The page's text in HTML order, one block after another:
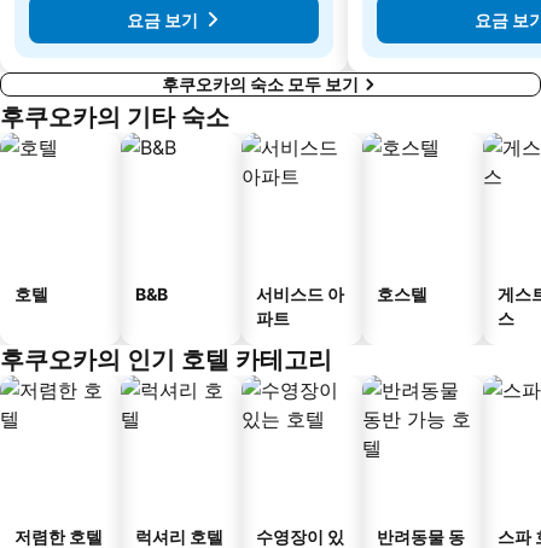
요금 보기
요금 보
후쿠오카의 숙소 모두 보기
후쿠오카의 기타 숙소
호텔 B&B
서비스드 아
파트
호스텔
게스
스
후쿠오카의 인기 호텔 카테고리
저렴한 호텔 럭셔리 호텔
수영장이 있
반려동물 동
스파